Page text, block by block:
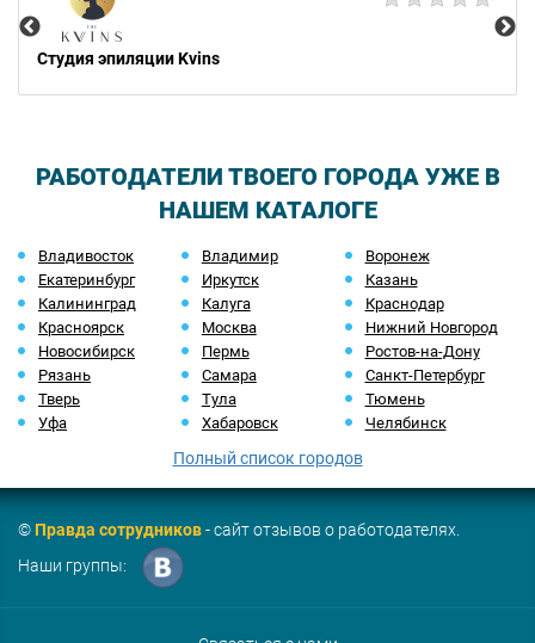
Студия эпиляции Kvins
РАБОТОДАТЕЛИ ТВОЕГО ГОРОДА УЖЕ В
НАШЕМ КАТАЛОГЕ
Владивосток Владимир
Воронеж
Екатеринбург
Иркутск
Казань
Калининград
Калуга
Краснодар
Красноярск
Москва
Нижний Новгород
Новосибирск
Пермь
Ростов-на-Дону
Рязань
Самара
Санкт-Петербург
Тверь
Тула
Тюмень
Уфа
Хабаровск Челябинск
Полный список городов
©Правда сотрудников- сайт отзывов о работодателях.
Наши группы: